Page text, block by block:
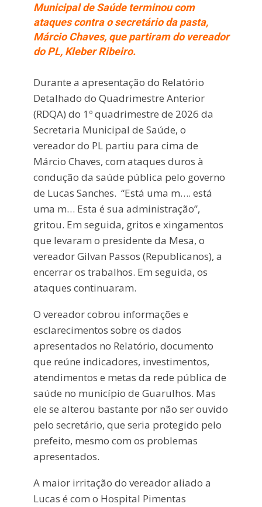
Municipal de Saúde terminou com
ataques contra o secretário da pasta,
Márcio Chaves, que partiram do vereador
do PL, Kleber Ribeiro.
Durante a apresentação do Relatório
Detalhado do Quadrimestre Anterior
(RDQA) do 1º quadrimestre de 2026 da
Secretaria Municipal de Saúde, o
vereador do PL partiu para cima de
Márcio Chaves, com ataques duros à
condução da saúde pública pelo governo
de Lucas Sanches. “Está uma m…. está
uma m… Esta é sua administração”,
gritou. Em seguida, gritos e xingamentos
que levaram o presidente da Mesa, o
vereador Gilvan Passos (Republicanos), a
encerrar os trabalhos. Em seguida, os
ataques continuaram.
O vereador cobrou informações e
esclarecimentos sobre os dados
apresentados no Relatório, documento
que reúne indicadores, investimentos,
atendimentos e metas da rede pública de
saúde no município de Guarulhos. Mas
ele se alterou bastante por não ser ouvido
pelo secretário, que seria protegido pelo
prefeito, mesmo com os problemas
apresentados.
A maior irritação do vereador aliado a
Lucas é com o Hospital Pimentas